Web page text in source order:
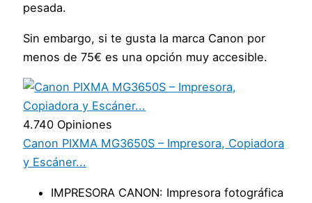
pesada.
Sin embargo, si te gusta la marca Canon por
menos de 75€ es una opción muy accesible.
4.740 Opiniones
Canon PIXMA MG3650S – Impresora, Copiadora
y Escáner...
IMPRESORA CANON: Impresora fotográfica